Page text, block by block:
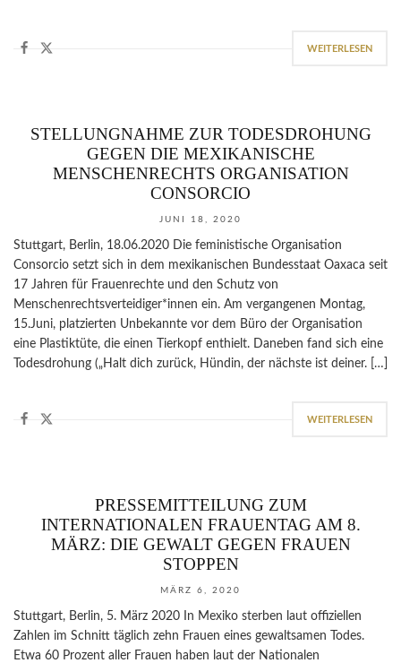
WEITERLESEN
STELLUNGNAHME ZUR TODESDROHUNG
GEGEN DIE MEXIKANISCHE
MENSCHENRECHTS ORGANISATION
CONSORCIO
JUNI 18, 2020
Stuttgart, Berlin, 18.06.2020 Die feministische Organisation
Consorcio setzt sich in dem mexikanischen Bundesstaat Oaxaca seit
17 Jahren für Frauenrechte und den Schutz von
Menschenrechtsverteidiger*innen ein. Am vergangenen Montag,
15.Juni, platzierten Unbekannte vor dem Büro der Organisation
eine Plastiktüte, die einen Tierkopf enthielt. Daneben fand sich eine
Todesdrohung („Halt dich zurück, Hündin, der nächste ist deiner. […]
WEITERLESEN
PRESSEMITTEILUNG ZUM
INTERNATIONALEN FRAUENTAG AM 8.
MÄRZ: DIE GEWALT GEGEN FRAUEN
STOPPEN
MÄRZ 6, 2020
Stuttgart, Berlin, 5. März 2020 In Mexiko sterben laut offiziellen
Zahlen im Schnitt täglich zehn Frauen eines gewaltsamen Todes.
Etwa 60 Prozent aller Frauen haben laut der Nationalen